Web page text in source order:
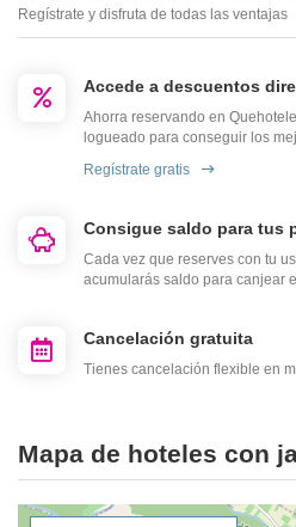
Regístrate y disfruta de todas las ventajas
Accede a descuentos
Ahorra reservando en
logueado para conseguir los
Regístrate gratis
Consigue saldo para tus
Cada vez que reserves con tu
acumularás saldo para canjear
Cancelación gratuita
Tienes cancelación flexible en
Mapa de hoteles con